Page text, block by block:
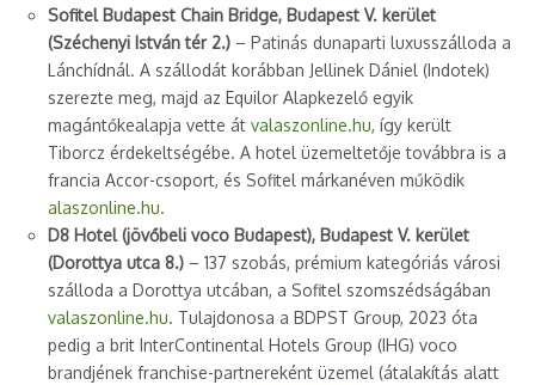
Sofitel Budapest Chain Bridge, Budapest V. kerület
(Széchenyi István tér 2.) – Patinás dunaparti luxusszálloda a
Lánchídnál. A szállodát korábban Jellinek Dániel (Indotek)
szerezte meg, majd az Equilor Alapkezelő egyik
magántőkealapja vette át valaszonline.hu, így került
Tiborcz érdekeltségébe. A hotel üzemeltetője továbbra is a
francia Accor-csoport, és Sofitel márkanéven működik
alaszonline.hu.
D8 Hotel (jövőbeli voco Budapest), Budapest V. kerület
(Dorottya utca 8.) – 137 szobás, prémium kategóriás városi
szálloda a Dorottya utcában, a Sofitel szomszédságában
valaszonline.hu. Tulajdonosa a BDPST Group, 2023 óta
pedig a brit InterContinental Hotels Group (IHG) voco
brandjének franchise-partnereként üzemel (átalakítás alatt